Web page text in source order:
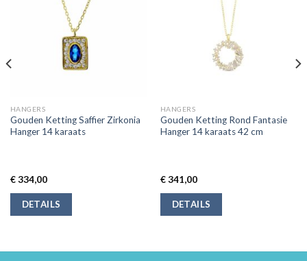
HANGERS
Gouden Ketting Saffier Zirkonia
Hanger 14 karaats
€334,00
DETAILS
HANGERS
Gouden Ketting Rond Fantasie
Hanger 14 karaats 42 cm
€341,00
DETAILS